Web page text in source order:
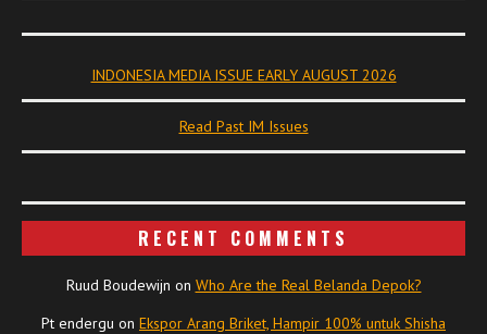
INDONESIA MEDIA ISSUE EARLY AUGUST 2026
Read Past IM Issues
RECENT COMMENTS
Ruud Boudewijn on Who Are the Real Belanda Depok?
Pt endergu on Ekspor Arang Briket, Hampir 100% untuk Shisha